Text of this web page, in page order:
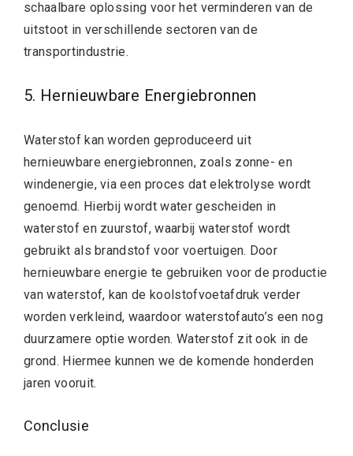
schaalbare oplossing voor het verminderen van de
uitstoot in verschillende sectoren van de
transportindustrie.
5. Hernieuwbare Energiebronnen
Waterstof kan worden geproduceerd uit
hernieuwbare energiebronnen, zoals zonne- en
windenergie, via een proces dat elektrolyse wordt
genoemd. Hierbij wordt water gescheiden in
waterstof en zuurstof, waarbij waterstof wordt
gebruikt als brandstof voor voertuigen. Door
hernieuwbare energie te gebruiken voor de productie
van waterstof, kan de koolstofvoetafdruk verder
worden verkleind, waardoor waterstofauto’s een nog
duurzamere optie worden. Waterstof zit ook in de
grond. Hiermee kunnen we de komende honderden
jaren vooruit.
Conclusie